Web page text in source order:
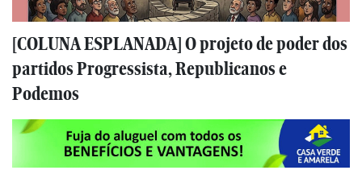
[COLUNA ESPLANADA] O projeto de poder dos
partidos Progressista, Republicanos e
Podemos